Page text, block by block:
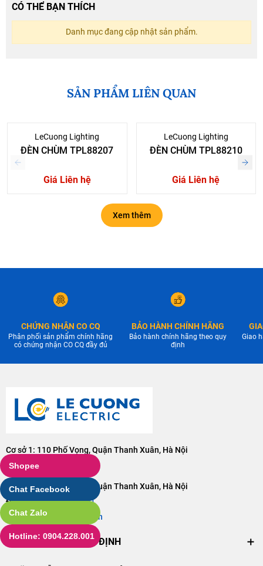
CÓ THỂ BẠN THÍCH
Danh mục đang cập nhật sản phẩm.
SẢN PHẨM LIÊN QUAN
LeCuong Lighting
ĐÈN CHÙM TPL88207
Giá Liên hệ
LeCuong Lighting
ĐÈN CHÙM TPL88210
Giá Liên hệ
Xem thêm
CHỨNG NHẬN CO CQ
Phân phối sản phẩm chính hãng
có chứng nhận CO CQ đầy đủ
BẢO HÀNH CHÍNH HÃNG
Bảo hành chính hãng theo quy
định
Giao
Cơ sở 1: 110 Phố Vọng, Quận Thanh Xuân, Hà Nội
Điện thoại:
Cơ sở 2: 106 Phố Vọng, Quận Thanh Xuân, Hà Nội
Điện thoại:0904228001
Email:lc@dienlecuong.vn
CHÍNH SÁCH VÀ QUY ĐỊNH
Shopee
Chat Facebook
Chat Zalo
Hotline: 0904.228.001